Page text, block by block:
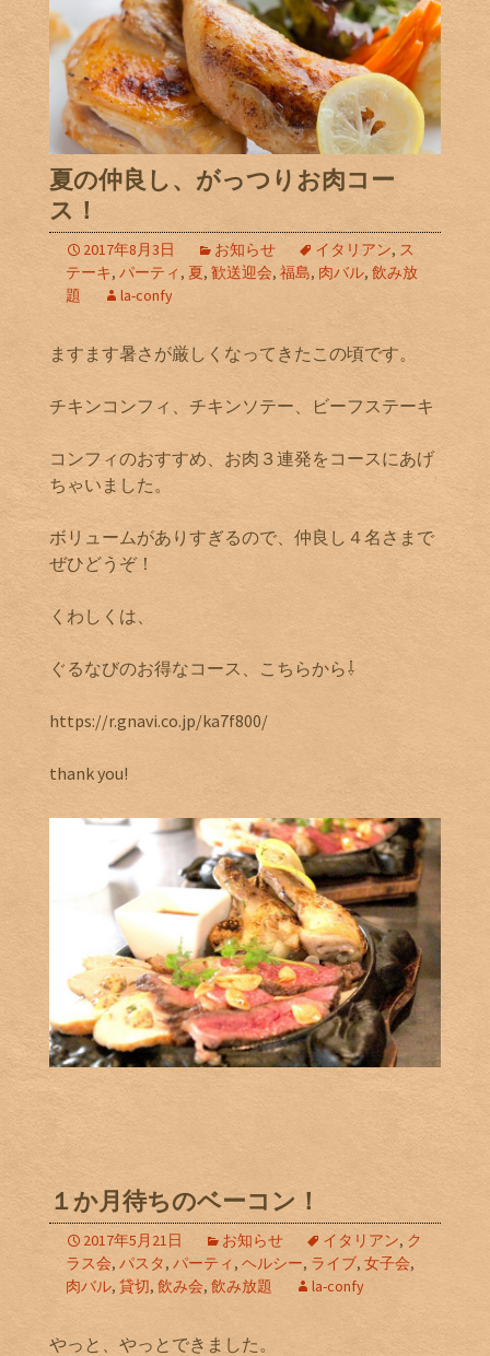
夏の仲良し、がっつりお肉コー
ス！
2017年8月3日 お知らせ イタリアン, ス
テーキ, パーティ , 夏, 歓送迎会, 福島, 肉バル, 飲み放
題
la-confy
ますます暑さが厳しくなってきたこの頃です。
チキンコンフィ、チキンソテー、ビーフステーキ
コンフィのおすすめ、お肉３連発をコースにあげ
ちゃいました。
ボリュームがありすぎるので、仲良し４名さまで
ぜひどうぞ！
くわしくは、
ぐるなびのお得なコース、こちらから⇩
https://r.gnavi.co.jp/ka7f800/
thank you!
１か月待ちのベーコン！
2017年5月21日 お知らせ イタリアン, ク
ラス会, パスタ, パーティ , ヘルシー, ライブ, 女子会,
肉バル, 貸切, 飲み会, 飲み放題 la-confy
やっと、やっとできました。